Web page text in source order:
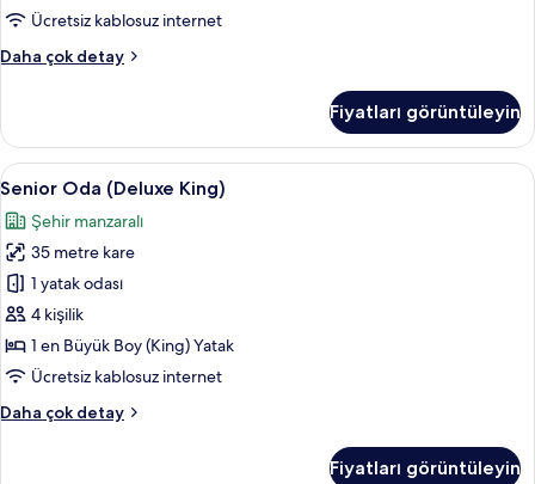
Yatak
için
görün
Ücretsiz kablosuz internet
Daha çok detay
Premium
Büyük
(King)
Boy
(Deluxe)
hakkında
daha
fazla
detay
Fiyatları görüntüleyin
Senior
Oda
(Deluxe
King)
için
tüm
fotoğrafları
görün
Minibar, odada kasa, masa, güneşlik/
10
Senior Oda (Deluxe King)
Şehir manzaralı
35 metre kare
1 yatak odası
4 kişilik
1 en Büyük Boy (King) Yatak
Ücretsiz kablosuz internet
Daha çok detay
Senior
Fiyatları görüntüleyin